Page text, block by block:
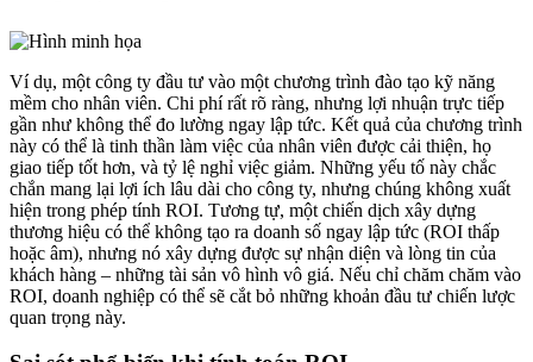
Ví dụ, một công ty đầu tư vào một chương trình đào tạo kỹ năng
mềm cho nhân viên. Chi phí rất rõ ràng, nhưng lợi nhuận trực tiếp
gần như không thể đo lường ngay lập tức. Kết quả của chương trình
này có thể là tinh thần làm việc của nhân viên được cải thiện, họ
giao tiếp tốt hơn, và tỷ lệ nghỉ việc giảm. Những yếu tố này chắc
chắn mang lại lợi ích lâu dài cho công ty, nhưng chúng không xuất
hiện trong phép tính ROI. Tương tự, một chiến dịch xây dựng
thương hiệu có thể không tạo ra doanh số ngay lập tức (ROI thấp
hoặc âm), nhưng nó xây dựng được sự nhận diện và lòng tin của
khách hàng – những tài sản vô hình vô giá. Nếu chỉ chăm chăm vào
ROI, doanh nghiệp có thể sẽ cắt bỏ những khoản đầu tư chiến lược
quan trọng này.